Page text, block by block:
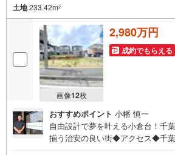
土地233.42m2
画像12枚
2,980万円
成約でもらえる
おすすめポイント 小幡 慎一
自由設計で夢を叶える小倉台！千
揃う治安の良い街◆アクセス◆千